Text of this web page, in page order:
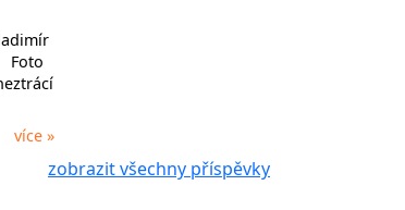
více »
zobrazit všechny příspěvky